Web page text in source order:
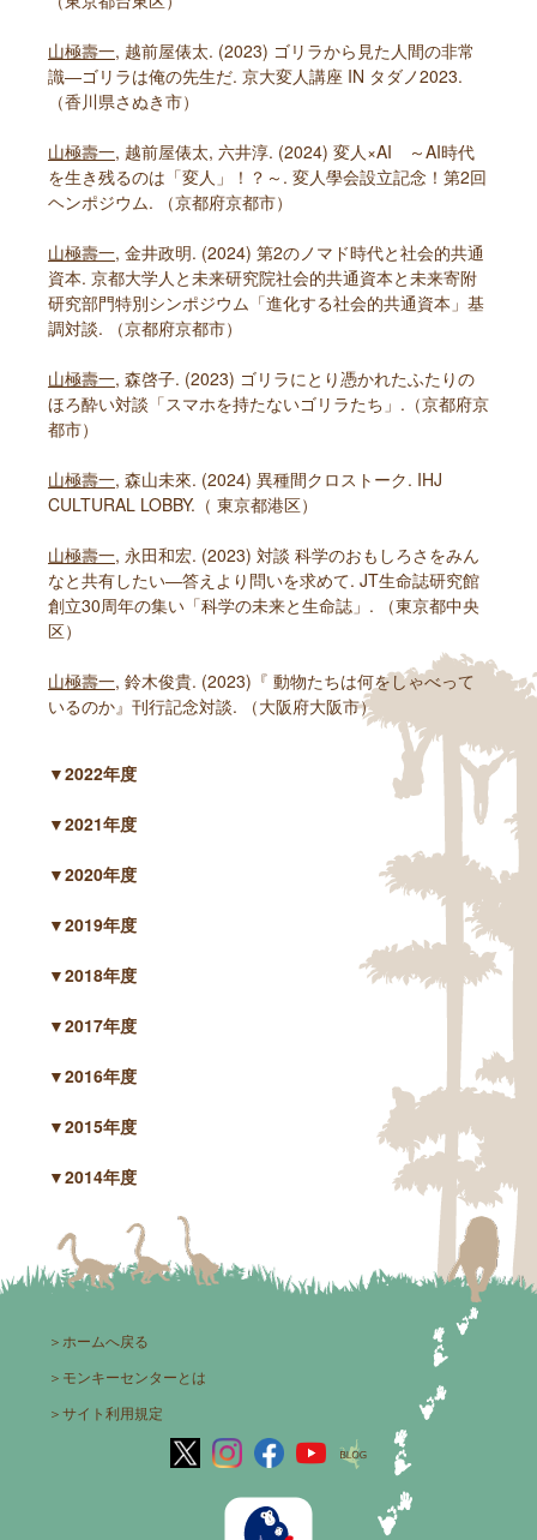
山極壽一, 越前屋俵太. (2023) ゴリラから見た人間の非常
識―ゴリラは俺の先生だ. 京大変人講座 IN タダノ2023.
（香川県さぬき市）
山極壽一, 越前屋俵太, 六井淳. (2024) 変人×AI ～AI時代
を生き残るのは「変人」！？～. 変人學会設立記念！第2回
ヘンポジウム. （京都府京都市）
山極壽一, 金井政明. (2024) 第2のノマド時代と社会的共通
資本. 京都大学人と未来研究院社会的共通資本と未来寄附
研究部門特別シンポジウム「進化する社会的共通資本」基
調対談. （京都府京都市）
山極壽一, 森啓子. (2023) ゴリラにとり憑かれたふたりの
ほろ酔い対談「スマホを持たないゴリラたち」.（京都府京
都市）
山極壽一, 森山未來. (2024) 異種間クロストーク. IHJ
CULTURAL LOBBY.（ 東京都港区）
山極壽一, 永田和宏. (2023) 対談 科学のおもしろさをみん
なと共有したい―答えより問いを求めて. JT生命誌研究館
創立30周年の集い「科学の未来と生命誌」. （東京都中央
区）
山極壽一, 鈴木俊貴. (2023)『 動物たちは何をしゃべって
いるのか』刊行記念対談. （大阪府大阪市）
▼2022年度
▼2021年度
▼2020年度
▼2019年度
▼2018年度
▼2017年度
▼2016年度
▼2015年度
▼2014年度
＞ ホームへ戻る
＞ モンキーセンターとは
＞サイト利用規定